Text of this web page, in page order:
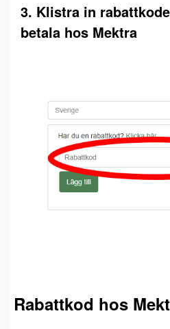
3. Klistra in
betala hos Mektra
Rabattkod hos